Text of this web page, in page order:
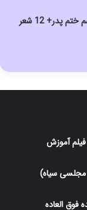
24 بهترین متن سخنرانی مراسم ختم پدر+ 12 شعر